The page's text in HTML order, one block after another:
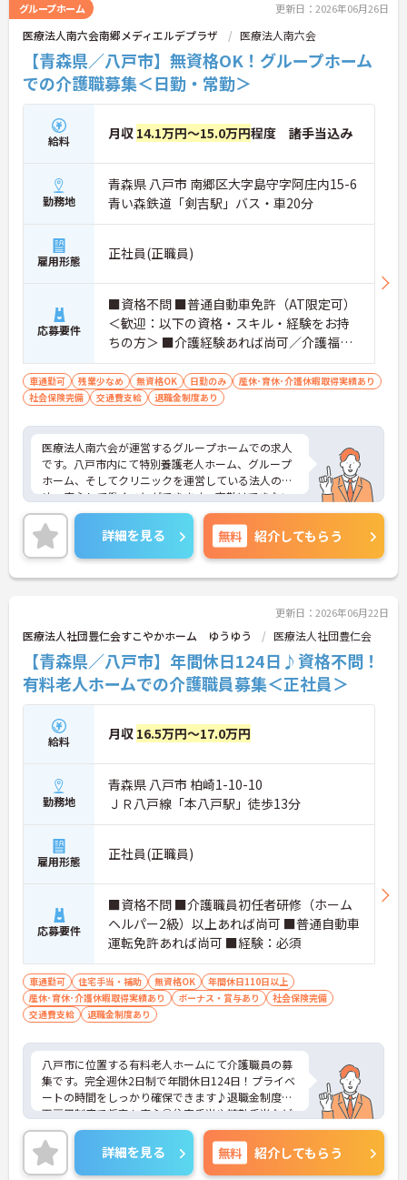
グループホーム 更新日：2026年06月26日
医療法人南六会南郷メディエルデプラザ 医療法人南六会
【青森県／八戸市】無資格OK！グループホーム
での介護職募集＜日勤・常勤＞
給料 月収 14.1万円～15.0万円程度 諸手当込み
勤務地
青森県 八戸市 南郷区大字島守字阿庄内15-6
青い森鉄道「剣吉駅」バス・車20分
雇用形態 正社員(正職員)
応募要件
■資格不問 ■普通自動車免許（AT限定可）
＜歓迎：以下の資格・スキル・経験をお持
ちの方＞ ■介護経験あれば尚可／介護福祉
士あれば尚可（賃金・採用面優遇）
車通勤可 残業少なめ 無資格OK 日勤のみ
産休･育休･介護休暇取得実績あり
社会保険完備
交通費支給 退職金制度あり
医療法人南六会が運営するグループホームでの求人
です。八戸市内にて特別養護老人ホーム、グループ
ホーム、そしてクリニックを運営している法人のた
め、安心して働くことができます。夜勤はできない
方、日中だけ働きたい方にオススメの求人です。ご
興味のある方はぜひご相談下さい。
詳細を見る 無料 紹介してもらう
更新日：2026年06月22日
医療法人社団豊仁会すこやかホーム ゆうゆう 医療法人社団豊仁会
【青森県／八戸市】年間休日124日♪資格不問！
有料老人ホームでの介護職員募集＜正社員＞
給料 月収 16.5万円～17.0万円
勤務地
青森県 八戸市 柏崎1-10-10
ＪＲ八戸線「本八戸駅」徒歩13分
雇用形態 正社員(正職員)
応募要件
■資格不問 ■介護職員初任者研修（ホーム
ヘルパー2級）以上あれば尚可 ■普通自動車
運転免許あれば尚可 ■経験：必須
車通勤可 住宅手当・補助 無資格OK
年間休日110日以上
産休･育休･介護休暇取得実績あり
ボーナス・賞与あり
社会保険完備
交通費支給
退職金制度あり
八戸市に位置する有料老人ホームにて介護職員の募
集です。完全週休2日制で年間休日124日！プライベ
ートの時間をしっかり確保できます♪退職金制度や
再雇用制度で将来も安心◎住宅手当や精勤手当など
各種手当も充実しており、安心して働きやすい環境
が整っています♪ご興味ある方は面接ポイントをお
伝えしますので、お気軽にご連絡ください。
詳細を見る 無料 紹介してもらう